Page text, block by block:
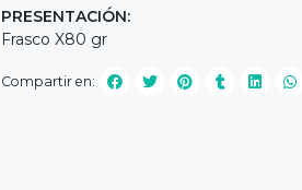
PRESENTACIÓN:
Frasco X80 gr
Compartir en: